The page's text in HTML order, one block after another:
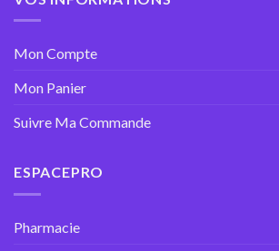
Mon Compte
Mon Panier
Suivre Ma Commande
ESPACEPRO
Pharmacie